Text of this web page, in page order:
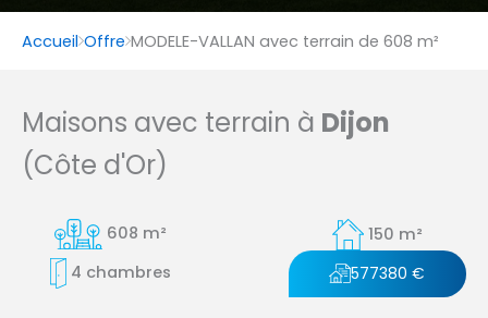
Accueil Offre MODELE-VALLAN avec terrain de 608 m²
Maisons avec terrain à Dijon
(Côte d'Or)
608 m²
150 m²
4 chambres
577380 €